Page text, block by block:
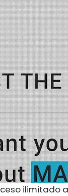
ilimitado